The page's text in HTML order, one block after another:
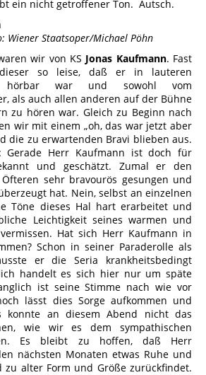
ein nicht getroffener Ton. Autsch.
Wiener Staatsoper/Michael Pöhn
wir von KS Jonas Kaufmann. Fast
so leise, daß er in lauteren
hörbar war und sowohl vom
als auch allen anderen auf der Bühne
zu hören war. Gleich zu Beginn nach
wir mit einem „oh, das war jetzt aber
die zu erwartenden Bravi blieben aus.
Gerade Herr Kaufmann ist doch für
und geschätzt. Zumal er den
sehr bravourös gesungen und
hat. Nein, selbst an einzelnen
Töne dieses Hal hart erarbeitet und
Leichtigkeit seines warmen und
Hat sich Herr Kaufmann in
Schon in seiner Paraderolle als
er die Seria krankheitsbedingt
handelt es sich hier nur um späte
ist seine Stimme nach wie vor
lässt dies Sorge aufkommen und
konnte an diesem Abend nicht das
wie wir es dem sympathischen
Es bleibt zu hoffen, daß Herr
nächsten Monaten etwas Ruhe und
zu alter Form und Größe zurückfindet.